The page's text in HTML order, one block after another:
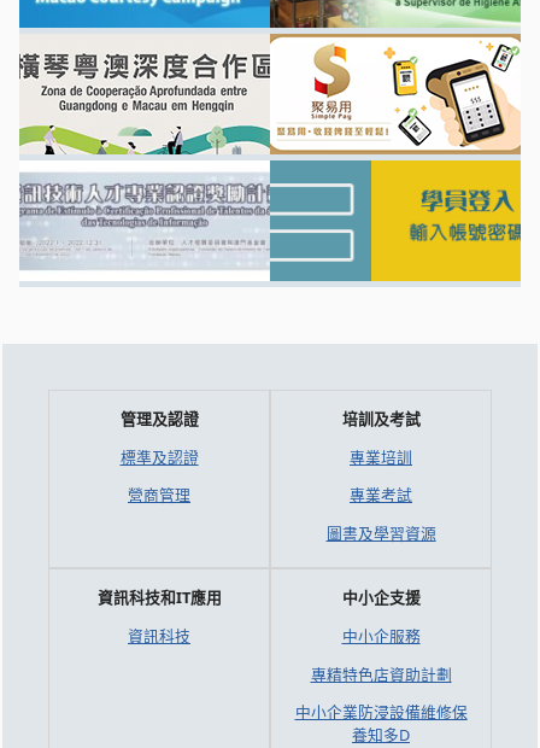
管理及認證
標準及認證
營商管理
培訓及考試
專業培訓
專業考試
圖書及學習資源
資訊科技和IT應用
資訊科技
中小企支援
中小企服務
專精特色店資助計劃
中小企業防浸設備維修保
養知多D